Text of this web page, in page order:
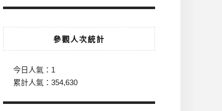
參觀人次統計
今日人氣： 1
累計人氣： 354,630